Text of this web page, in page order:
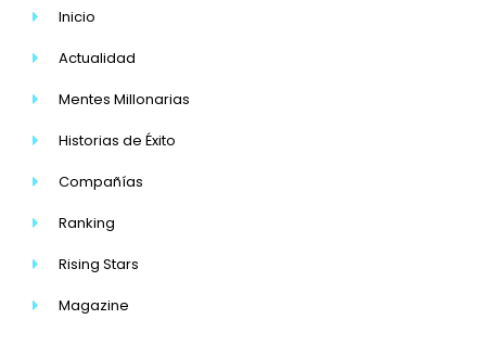
Inicio
Actualidad
Mentes Millonarias
Historias de Éxito
Compañías
Ranking
Rising Stars
Magazine